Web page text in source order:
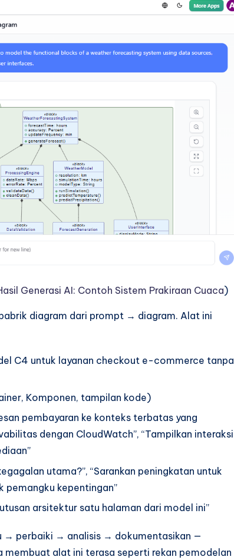
Generasi AI: Contoh Sistem Prakiraan Cuaca)
diagram dari prompt → diagram. Alat ini
C4 untuk layanan checkout e-commerce tanpa
Komponen, tampilan kode)
pembayaran ke konteks terbatas yang
dengan CloudWatch”, “Tampilkan interaksi
utama?”, “Sarankan peningkatan untuk
pemangku kepentingan”
arsitektur satu halaman dari model ini”
→ perbaiki → analisis → dokumentasikan —
alat ini terasa seperti rekan pemodelan